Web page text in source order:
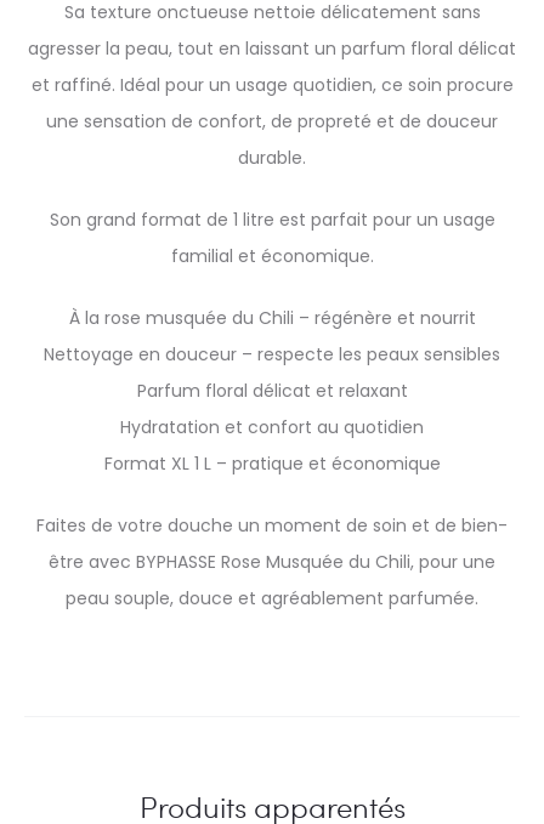
Sa texture onctueuse nettoie délicatement sans
agresser la peau, tout en laissant un parfum floral délicat
et raffiné. Idéal pour un usage quotidien, ce soin procure
une sensation de confort, de propreté et de douceur
durable.
Son grand format de 1 litre est parfait pour un usage
familial et économique.
À la rose musquée du Chili – régénère et nourrit
Nettoyage en douceur – respecte les peaux sensibles
Parfum floral délicat et relaxant
Hydratation et confort au quotidien
Format XL 1 L – pratique et économique
Faites de votre douche un moment de soin et de bien-
être avec BYPHASSE Rose Musquée du Chili, pour une
peau souple, douce et agréablement parfumée.
Produits apparentés